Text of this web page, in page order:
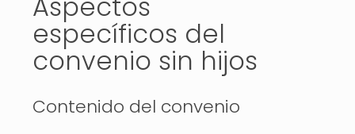
específicos del
convenio sin hijos
Contenido del convenio